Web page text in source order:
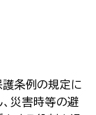
条例の規定に
災害時等の避